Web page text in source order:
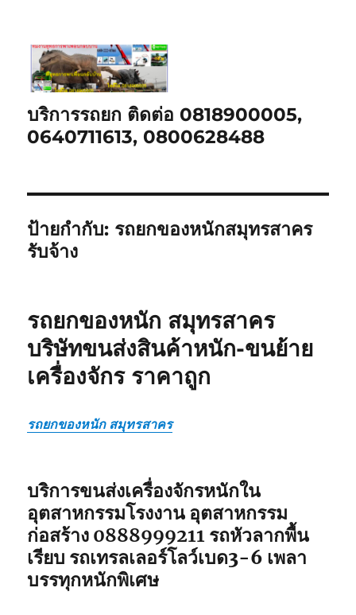
บริการรถยก ติดต่อ 0818900005,
0640711613, 0800628488
ป้ายกำกับ: รถยกของหนักสมุทรสาคร
รับจ้าง
รถยกของหนัก สมุทรสาคร
บริษัทขนส่งสินค้าหนัก-ขนย้าย
เครื่องจักร ราคาถูก
รถยกของหนัก สมุทรสาคร
บริการขนส่งเครื่องจักรหนักใน
อุตสาหกรรมโรงงาน อุตสาหกรรม
ก่อสร้าง 0888999211 รถหัวลากพื้น
เรียบ รถเทรลเลอร์โลว์เบด3-6 เพลา
บรรทุกหนักพิเศษ